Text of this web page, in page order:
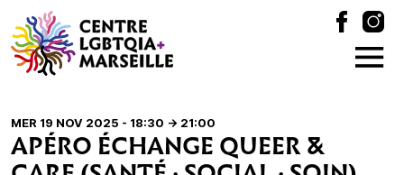
MER 19 NOV 2025 - 18:30 -> 21:00
APÉRO ÉCHANGE QUEER &